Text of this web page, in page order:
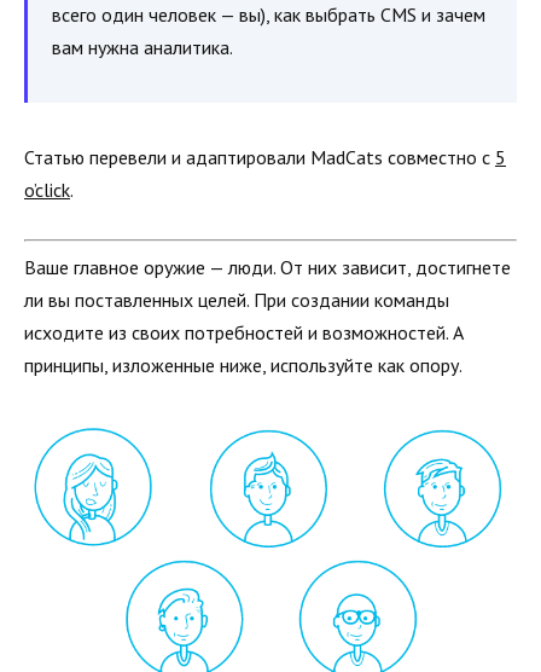
всего один человек — вы), как выбрать CMS и зачем
вам нужна аналитика.
Статью перевели и адаптировали MadCats совместно с 5
o’click.
Ваше главное оружие — люди. От них зависит, достигнете
ли вы поставленных целей. При создании команды
исходите из своих потребностей и возможностей. А
принципы, изложенные ниже, используйте как опору.